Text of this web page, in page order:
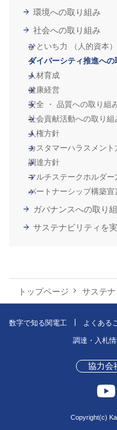
環境への取り組み
社会への取り組み
ひといち力 （人的資本）
ダイバーシティ推進への
人材育成
健康経営
安全 ・ 品質への取り組
社会貢献活動への取り組
人権方針
カスタマーハラスメント
調達方針
マルチステークホルダー
パートナーシップ構築宣
ガバナンスへの取り
サステナビリティを
トップページ サステ
数字で知る関電工 よくある
調達・入札
協力会
Copyright(c)